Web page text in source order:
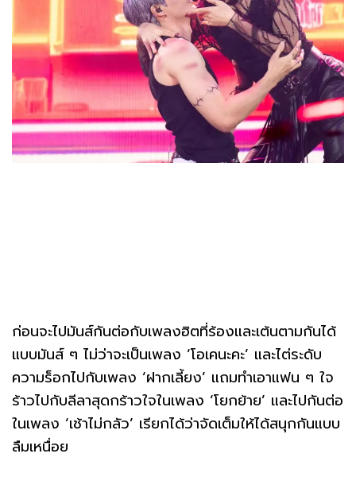
ก่อนจะไปมันส์กันต่อกับเพลงฮิตที่ร้องและเต้นตามกันได้
แบบมันส์ ๆ ไม่ว่าจะเป็นเพลง ‘โอเคนะคะ’ และไต่ระดับ
ความร็อกไปกับเพลง ‘ฝากเลี้ยง’ แถมทำเอาแฟน ๆ ใจ
ร้าวไปกับลีลาสุดกร้าวใจในเพลง ‘โยกย้าย’ และไปกันต่อ
ในเพลง ‘เช้าไม่กลัว’ เรียกได้ว่าจัดเต็มให้ได้สนุกกันแบบ
ลืมเหนื่อย